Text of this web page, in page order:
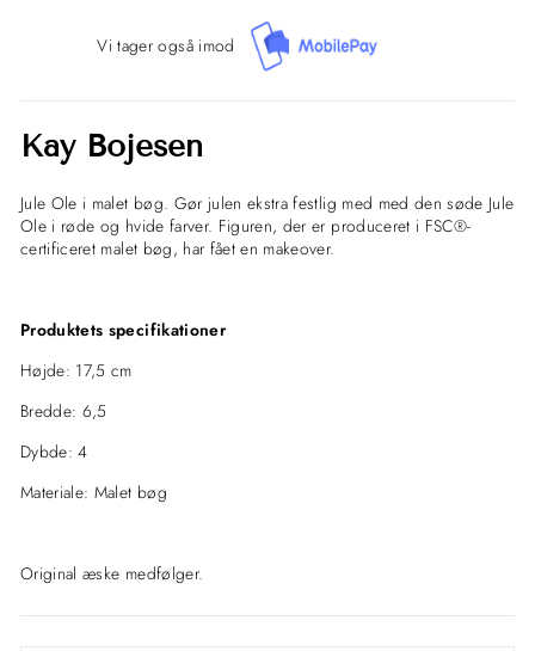
Vi tager også imod
Kay Bojesen
Jule Ole i malet bøg. Gør julen ekstra festlig med med den søde Jule
Ole i røde og hvide farver. Figuren, der er produceret i FSC®-
certificeret malet bøg, har fået en makeover.
Produktets specifikationer
Højde: 17,5 cm
Bredde: 6,5
Dybde: 4
Materiale: Malet bøg
Original æske medfølger.